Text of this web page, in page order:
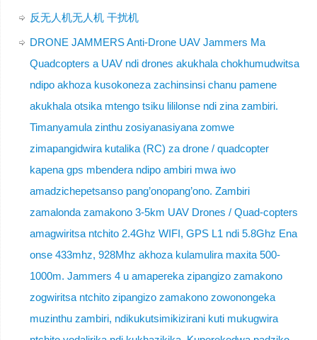
反无人机无人机 干扰机
DRONE JAMMERS Anti-Drone UAV Jammers Ma
Quadcopters a UAV ndi drones akukhala chokhumudwitsa
ndipo akhoza kusokoneza zachinsinsi chanu pamene
akukhala otsika mtengo tsiku lililonse ndi zina zambiri.
Timanyamula zinthu zosiyanasiyana zomwe
zimapangidwira kutalika (RC) za drone / quadcopter
kapena gps mbendera ndipo ambiri mwa iwo
amadzichepetsanso pang’onopang’ono. Zambiri
zamalonda zamakono 3-5km UAV Drones / Quad-copters
amagwiritsa ntchito 2.4Ghz WIFI, GPS L1 ndi 5.8Ghz Ena
onse 433mhz, 928Mhz akhoza kulamulira maxita 500-
1000m. Jammers 4 u amapereka zipangizo zamakono
zogwiritsa ntchito zipangizo zamakono zowonongeka
muzinthu zambiri, ndikukutsimikizirani kuti mukugwira